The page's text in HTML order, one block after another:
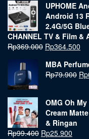
UPHOME
Android 13
2.4G/5G
CHANNEL TV & Film &
Rp369.000 Rp364.500
MBA
Rp79.900 Rp
OMG Oh
Cream
& Ringan
Rp99.400 Rp25.900